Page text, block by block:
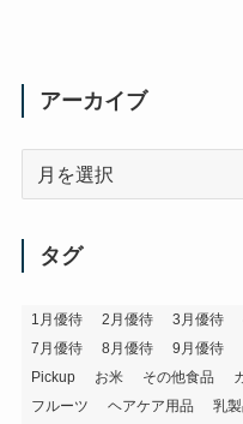
アーカイブ
タグ
1月優待 2月優待 3月優待
7月優待
8月優待 9月優待
Pickup
お米 その他食品
フルーツ
ヘアケア用品 乳